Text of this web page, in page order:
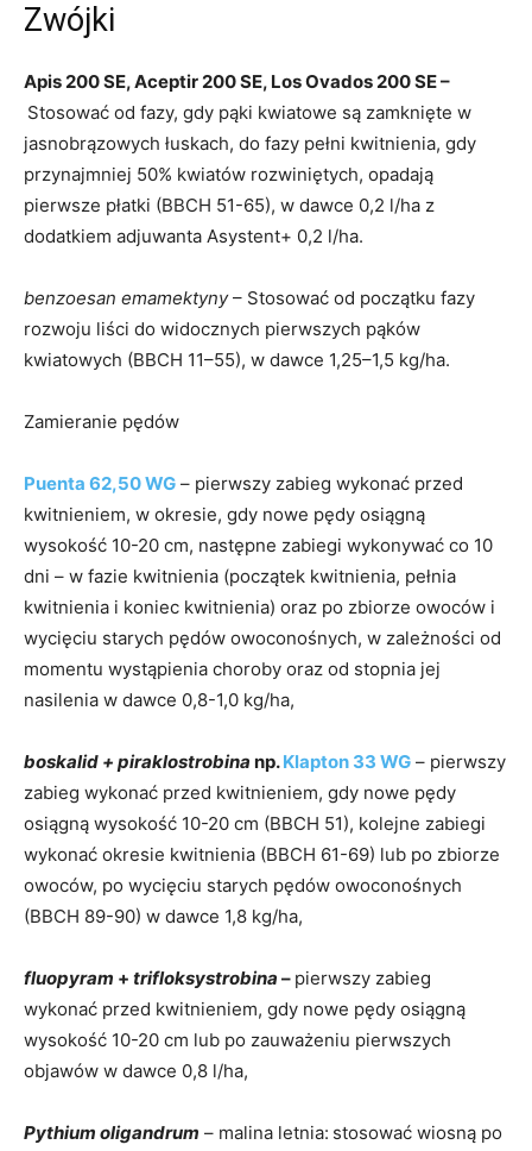
Zwójki
Apis 200 SE, Aceptir 200 SE, Los Ovados 200 SE –
Stosować od fazy, gdy pąki kwiatowe są zamknięte w
jasnobrązowych łuskach, do fazy pełni kwitnienia, gdy
przynajmniej 50% kwiatów rozwiniętych, opadają
pierwsze płatki (BBCH 51-65), w dawce 0,2 l/ha z
dodatkiem adjuwanta Asystent+ 0,2 l/ha.
benzoesan emamektyny– Stosować od początku fazy
rozwoju liści do widocznych pierwszych pąków
kwiatowych (BBCH 11–55), w dawce 1,25–1,5 kg/ha.
Zamieranie pędów
Puenta 62,50 WG – pierwszy zabieg wykonać przed
kwitnieniem, w okresie, gdy nowe pędy osiągną
wysokość 10-20 cm, następne zabiegi wykonywać co 10
dni – w fazie kwitnienia (początek kwitnienia, pełnia
kwitnienia i koniec kwitnienia) oraz po zbiorze owoców i
wycięciu starych pędów owoconośnych, w zależności od
momentu wystąpienia choroby oraz od stopnia jej
nasilenia w dawce 0,8-1,0 kg/ha,
boskalid + piraklostrobina np.Klapton 33 WG – pierwszy
zabieg wykonać przed kwitnieniem, gdy nowe pędy
osiągną wysokość 10-20 cm (BBCH 51), kolejne zabiegi
wykonać okresie kwitnienia (BBCH 61-69) lub po zbiorze
owoców, po wycięciu starych pędów owoconośnych
(BBCH 89-90) w dawce 1,8 kg/ha,
fluopyram + trifloksystrobina – pierwszy zabieg
wykonać przed kwitnieniem, gdy nowe pędy osiągną
wysokość 10-20 cm lub po zauważeniu pierwszych
objawów w dawce 0,8 l/ha,
Pythium oligandrum – malina letnia: stosować wiosną po